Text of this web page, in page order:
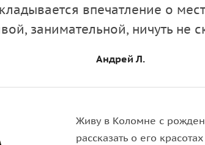
впечатление о
занимательной, ничуть не
Андрей Л.
Живу в Коломне с
рассказать о его